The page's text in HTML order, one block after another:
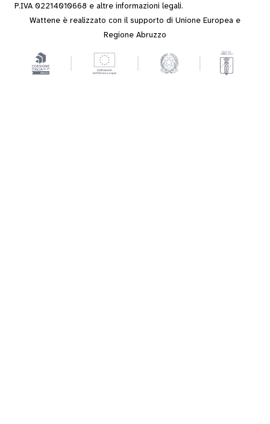
P.IVA 02214010668 e altre informazioni legali.
Wattene è realizzato con il supporto di Unione Europea e
Regione Abruzzo